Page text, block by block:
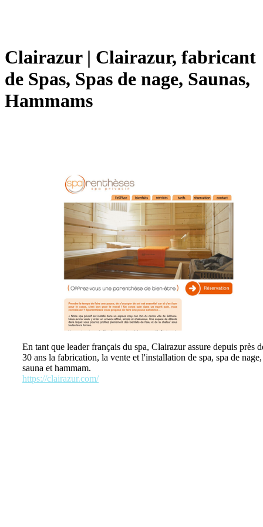
Clairazur | Clairazur, fabricant
de Spas, Spas de nage, Saunas,
Hammams
En tant que leader français du spa, Clairazur assure depuis près
30 ans la fabrication, la vente et l'installation de spa, spa de nage,
sauna et hammam.
https://clairazur.com/